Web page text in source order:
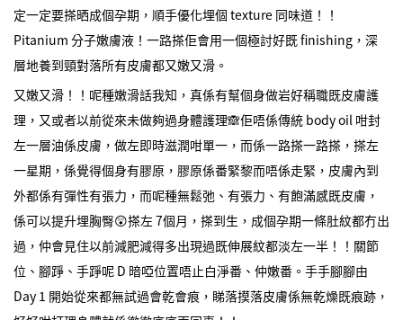
定一定要搽晒成個孕期，順手優化埋個 texture 同味道！！
Pitanium 分子嫩膚液！一路搽佢會用一個極討好既 finishing，深
層地養到頸對落所有皮膚都又嫩又滑。
又嫩又滑！！呢種嫩滑話我知，真係有幫個身做岩好稱職既皮膚護
理，又或者以前從來未做夠過身體護理🙈佢唔係傳統 body oil 咁封
左一層油係皮膚，做左即時滋潤咁單一，而係一路搽一路搽，搽左
一星期，係覺得個身有膠原，膠原係番緊黎而唔係走緊，皮膚內到
外都係有彈性有張力，而呢種無鬆弛、有張力、有飽滿感既皮膚，
係可以提升埋胸臀😲搽左 7個月，搽到生，成個孕期一條肚紋都冇出
過，仲會見住以前減肥減得多出現過既伸展紋都淡左一半！！關節
位、腳踭、手踭呢 D 暗啞位置唔止白淨番、仲嫩番。手手腳腳由
Day 1 開始從來都無試過會乾會痕，睇落摸落皮膚係無乾燥既痕跡，